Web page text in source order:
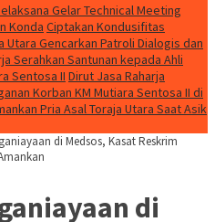
Gelar Technical Meeting
Konda Ciptakan Kondusifitas
Utara Gencarkan Patroli Dialogis dan
Serahkan Santunan kepada Ahli
Sentosa II Dirut Jasa Raharja
Korban KM Mutiara Sentosa II di
Pria Asal Toraja Utara Saat Asik
di Medsos, Kasat Reskrim
di